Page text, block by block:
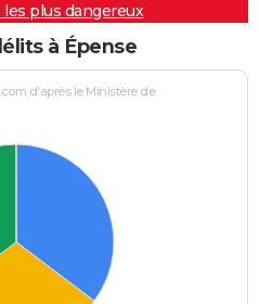
plus dangereux
à Épense
d'après le Ministère de